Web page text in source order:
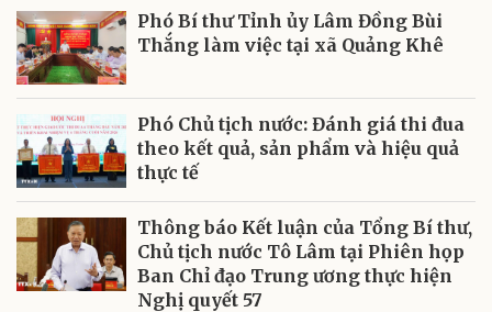
Phó Bí thư Tỉnh ủy Lâm Đồng Bùi
Thắng làm việc tại xã Quảng Khê
Phó Chủ tịch nước: Đánh giá thi đua
theo kết quả, sản phẩm và hiệu quả
thực tế
Thông báo Kết luận của Tổng Bí thư,
Chủ tịch nước Tô Lâm tại Phiên họp
Ban Chỉ đạo Trung ương thực hiện
Nghị quyết 57